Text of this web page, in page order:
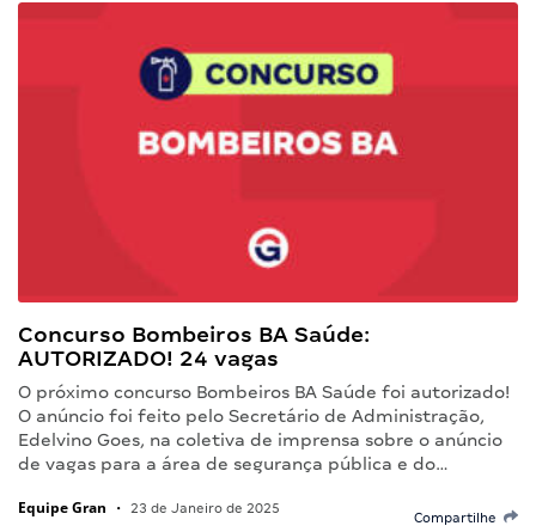
Concurso Bombeiros BA Saúde:
AUTORIZADO! 24 vagas
O próximo concurso Bombeiros BA Saúde foi autorizado!
O anúncio foi feito pelo Secretário de Administração,
Edelvino Goes, na coletiva de imprensa sobre o anúncio
de vagas para a área de segurança pública e do…
Equipe Gran • 23 de Janeiro de 2025
Compartilhe